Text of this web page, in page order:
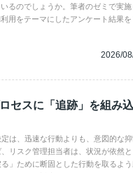
るのでしょうか。筆者のゼミで実施
用をテーマにしたアンケート結果を
2026/
セスに「追跡」を組み込
は、迅速な行動よりも、意図的な抑
リスク管理担当者は、状況が依然と
」ために断固とした行動を取るよう